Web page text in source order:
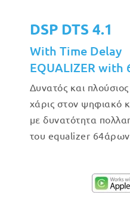
DSP DTS 4.1
With Time Delay
EQUALIZER with
Δυνατός και
χάρις στον ψηφιακό
με δυνατότητα
του equalizer